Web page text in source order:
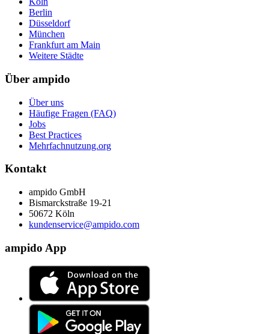
Berlin
Düsseldorf
München
Frankfurt am Main
Weitere Städte
Über ampido
Über uns
Häufige Fragen (FAQ)
Jobs
Best Practices
Mehrfachnutzung.org
Kontakt
ampido GmbH
Bismarckstraße 19-21
50672 Köln
kundenservice@ampido.com
ampido App